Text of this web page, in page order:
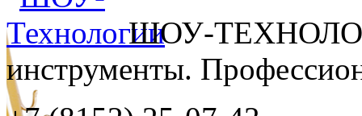
ШОУ-
инструменты.